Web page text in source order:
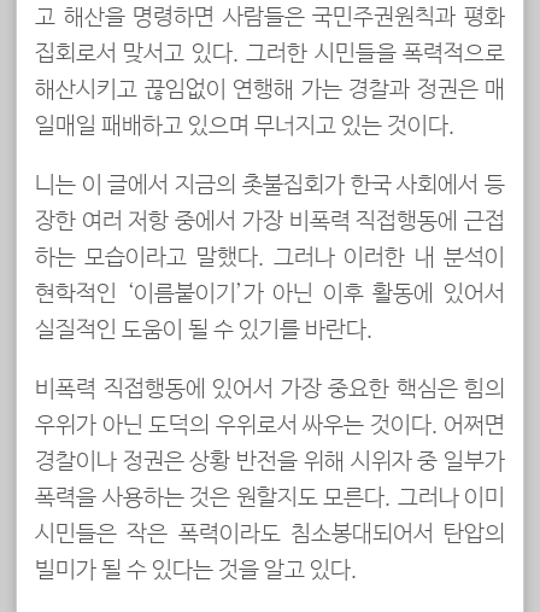
고 해산을 명령하면 사람들은 국민주권원칙과 평화
집회로서 맞서고 있다. 그러한 시민들을 폭력적으로
해산시키고 끊임없이 연행해 가는 경찰과 정권은 매
일매일 패배하고 있으며 무너지고 있는 것이다.
니는 이 글에서 지금의 촛불집회가 한국 사회에서 등
장한 여러 저항 중에서 가장 비폭력 직접행동에 근접
하는 모습이라고 말했다. 그러나 이러한 내 분석이
현학적인 ‘이름붙이기’가 아닌 이후 활동에 있어서
실질적인 도움이 될 수 있기를 바란다.
비폭력 직접행동에 있어서 가장 중요한 핵심은 힘의
우위가 아닌 도덕의 우위로서 싸우는 것이다. 어쩌면
경찰이나 정권은 상황 반전을 위해 시위자 중 일부가
폭력을 사용하는 것은 원할지도 모른다. 그러나 이미
시민들은 작은 폭력이라도 침소봉대되어서 탄압의
빌미가 될 수 있다는 것을 알고 있다.